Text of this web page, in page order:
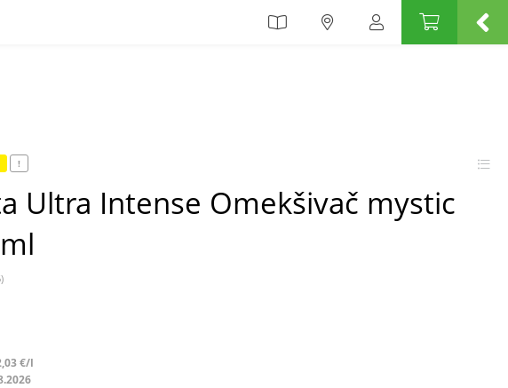
!
Ultra Intense Omekšivač mystic
€/l